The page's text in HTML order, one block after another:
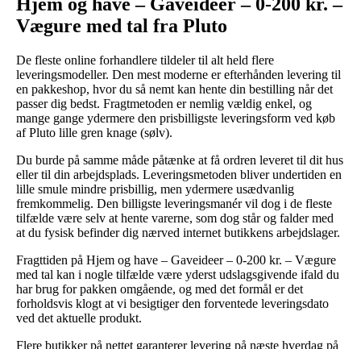
Vægure med tal fra Pluto
De fleste online forhandlere tildeler til alt held flere
leveringsmodeller. Den mest moderne er efterhånden levering til
en pakkeshop, hvor du så nemt kan hente din bestilling når det
passer dig bedst. Fragtmetoden er nemlig vældig enkel, og
mange gange ydermere den prisbilligste leveringsform ved køb
af Pluto lille gren knage (sølv).
Du burde på samme måde påtænke at få ordren leveret til dit hus
eller til din arbejdsplads. Leveringsmetoden bliver undertiden en
lille smule mindre prisbillig, men ydermere usædvanlig
fremkommelig. Den billigste leveringsmanér vil dog i de fleste
tilfælde være selv at hente varerne, som dog står og falder med
at du fysisk befinder dig nærved internet butikkens arbejdslager.
Fragttiden på Hjem og have – Gaveideer – 0-200 kr. – Vægure
med tal kan i nogle tilfælde være yderst udslagsgivende ifald du
har brug for pakken omgående, og med det formål er det
forholdsvis klogt at vi besigtiger den forventede leveringsdato
ved det aktuelle produkt.
Flere butikker på nettet garanterer levering på næste hverdag på